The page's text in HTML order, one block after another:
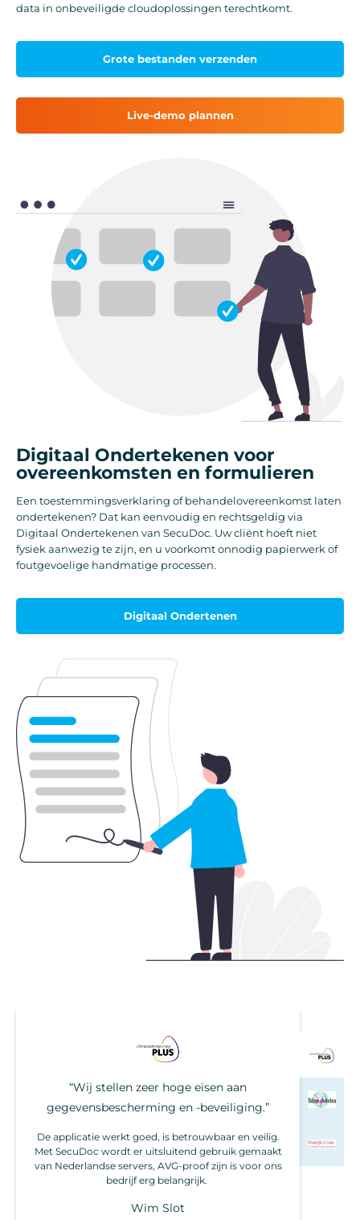
data in onbeveiligde cloudoplossingen terechtkomt.
Grote bestanden verzenden
Live-demo plannen
Digitaal Ondertekenen voor
overeenkomsten en formulieren
Een toestemmingsverklaring of behandelovereenkomst laten
ondertekenen? Dat kan eenvoudig en rechtsgeldig via
Digitaal Ondertekenen van SecuDoc. Uw cliënt hoeft niet
fysiek aanwezig te zijn, en u voorkomt onnodig papierwerk of
foutgevoelige handmatige processen.
Digitaal Ondertenen
“Wij stellen zeer hoge eisen aan
gegevensbescherming en -beveiliging.”
De applicatie werkt goed, is betrouwbaar en veilig.
Met SecuDoc wordt er uitsluitend gebruik gemaakt
van Nederlandse servers, AVG-proof zijn is voor ons
bedrijf erg belangrijk.
Wim Slot